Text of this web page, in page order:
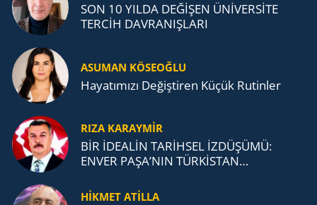
SON 10 YILDA DEĞİŞEN ÜNİVERSİTE
TERCİH DAVRANIŞLARI
ASUMAN KÖSEOĞLU
Ha­ya­tı­mı­zı De­ğiş­ti­ren Küçük Ru­tin­ler
RIZA KARAYMIR
BİR İDEALİN TARİHSEL İZDÜŞÜMÜ:
ENVER PAŞA’NIN TÜRKİSTAN
TEŞKİLATI’NA UZANAN MİRASI
HİKMET ATİLLA